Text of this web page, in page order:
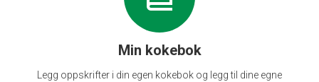
Min kokebok
Legg oppskrifter i din egen kokebok og legg til dine egne